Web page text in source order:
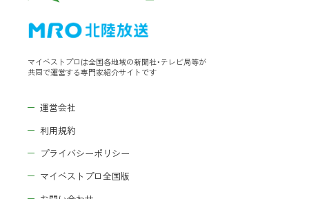
マイベストプロは全国各地域の新聞社・テレビ局等が
共同で運営する専門家紹介サイトです
運営会社
利用規約
プライバシーポリシー
マイベストプロ全国版